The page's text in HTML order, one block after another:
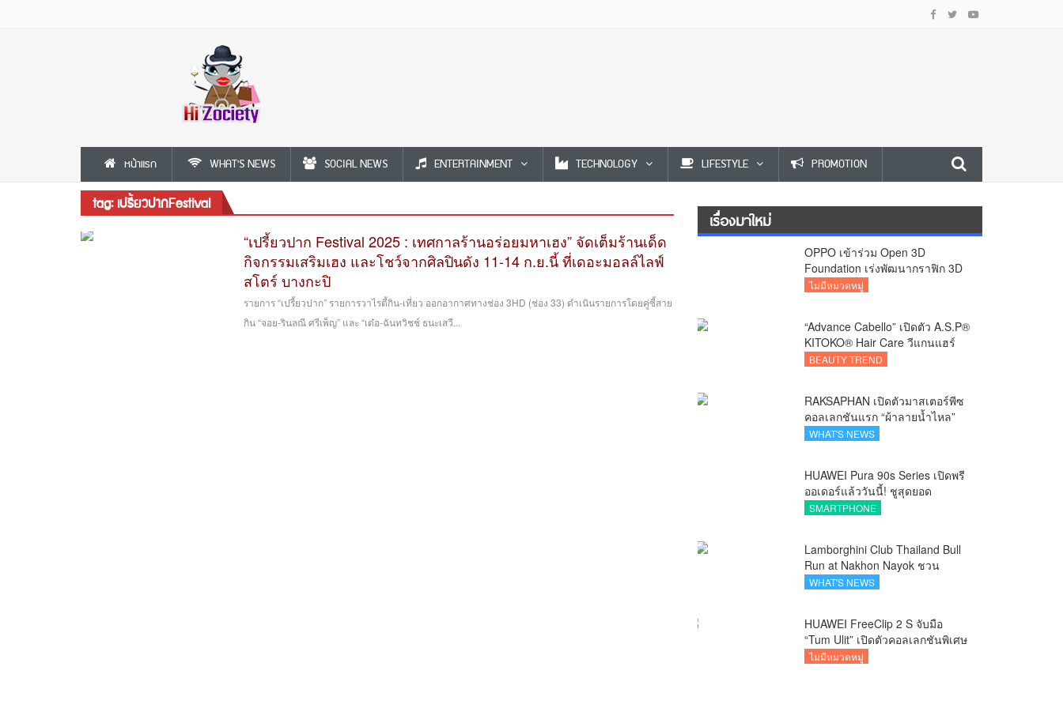
หน้าแรก WHAT'S NEWS SOCIAL NEWS ENTERTAINMENT TECHNOLOGY LIFESTYLE PROMOTION
tag: เปรี้ยวปากFestival
“เปรี้ยวปาก Festival 2025 : เทศกาลร้านอร่อยมหาเฮง” จัดเต็มร้านเด็ด
กิจกรรมเสริมเฮง และโชว์จากศิลปินดัง 11-14 ก.ย.นี้ ที่เดอะมอลล์ไลฟ์
สโตร์ บางกะปิ
รายการ “เปรี้ยวปาก” รายการวาไรตี้กิน-เที่ยว ออกอากาศทางช่อง 3HD (ช่อง 33) ดำเนินรายการโดยคู่ซี้สาย
กิน “จอย-รินลณี ศรีเพ็ญ” และ “เต๋อ-ฉันทวิชช์ ธนะเสวี...
เรื่องมาใหม่
OPPO เข้าร่วม Open 3D
Foundation เร่งพัฒนากราฟิก 3D
บนอุปกรณ์มือถือ
ไม่มีหมวดหมู่
“Advance Cabello” เปิดตัว A.S.P®
KITOKO® Hair Care วีแกนแฮร์
แคร์ลักชัวรีจากอังกฤษ ยกระดับ
BEAUTY TREND
RAKSAPHAN เปิดตัวมาสเตอร์พีซ
คอลเลกชันแรก “ผ้าลายน้ำไหล”
ยกระดับภูมิปัญญาท้องถิ่นสู่งาน
WHAT'S NEWS
HUAWEI Pura 90s Series เปิดพรี
ออเดอร์แล้ววันนี้! ชูสุดยอด
นวัตกรรมกล้อง พร้อม AI อัจฉริยะ
SMARTPHONE
Lamborghini Club Thailand Bull
Run at Nakhon Nayok ชวน
คาราวานกระทิงดุ สัมผัสธรรมชาติ
WHAT'S NEWS
HUAWEI FreeClip 2 S จับมือ
“Tum Ulit” เปิดตัวคอลเลกชันพิเศษ
Space Explorer ถ่ายทอดศิลปะบน
ไม่มีหมวดหมู่